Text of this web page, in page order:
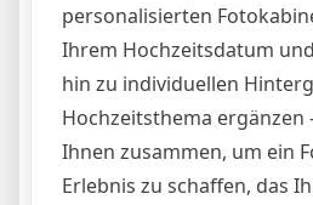
personalisierten
Ihrem Hochzeitsdatum
hin zu individuellen
Hochzeitsthema
Ihnen zusammen, um ein
Erlebnis zu schaffen, das